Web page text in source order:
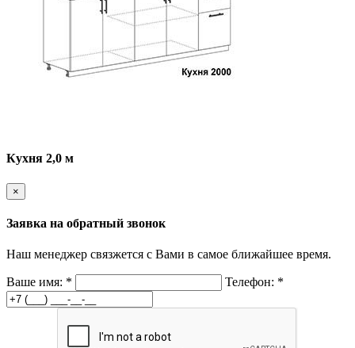
Кухня 2,0 м
×
Заявка на обратный звонок
Наш менеджер связжется с Вами в самое ближайшее время.
Ваше имя: * Телефон: *